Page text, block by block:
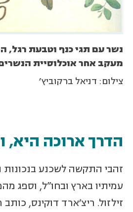
נשר עם תגי כנף וטבעת רגל,
מעקב אחר אוכלוסיית
צילום: דניאל ברקוביץ'
הדרך ארוכה היא,
זהבי התקשה לשכנע
עמיתיו בארץ ובחו”ל, וספג
זילזול. ריצ'ארד דוקינס,